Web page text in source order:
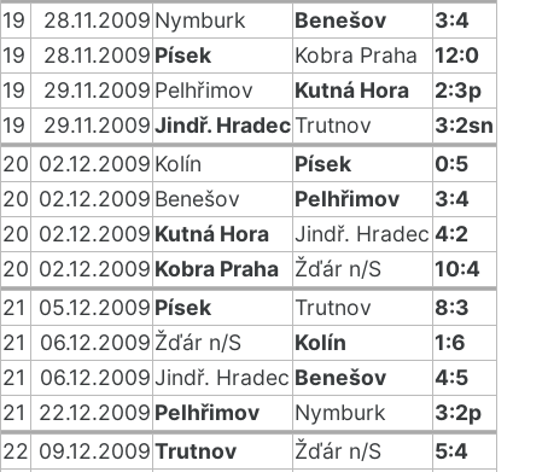
19
28.11.2009 Nymburk Benešov
3:4
19
28.11.2009 Písek Kobra Praha
12:0
19
29.11.2009 Pelhřimov Kutná Hora
2:3p
19
29.11.2009Jindř. HradecTrutnov
3:2sn
20 02.12.2009 Kolín Písek
0:5
20 02.12.2009 Benešov Pelhřimov
3:4
20 02.12.2009 Kutná Hora Jindř. Hradec 4:2
20 02.12.2009 Kobra Praha Žďár n/S
10:4
21
05.12.2009 Písek Trutnov
8:3
21
06.12.2009 Žďár n/S Kolín
1:6
21
06.12.2009Jindř. Hradec Benešov
4:5
21
22.12.2009 Pelhřimov Nymburk
3:2p
22 09.12.2009Trutnov Žďár n/S
5:4